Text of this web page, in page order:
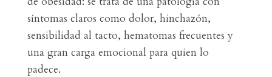
síntomas claros como dolor, hinchazón,
sensibilidad al tacto, hematomas frecuentes y
una gran carga emocional para quien lo
padece.